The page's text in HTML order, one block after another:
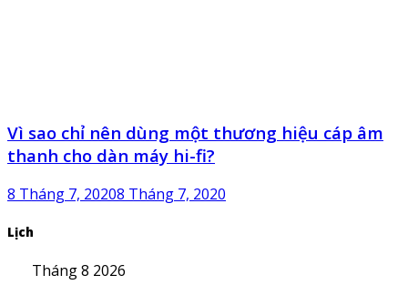
Vì sao chỉ nên dùng một thương hiệu cáp âm
thanh cho dàn máy hi-fi?
8 Tháng 7, 20208 Tháng 7, 2020
Lịch
Tháng 8 2026